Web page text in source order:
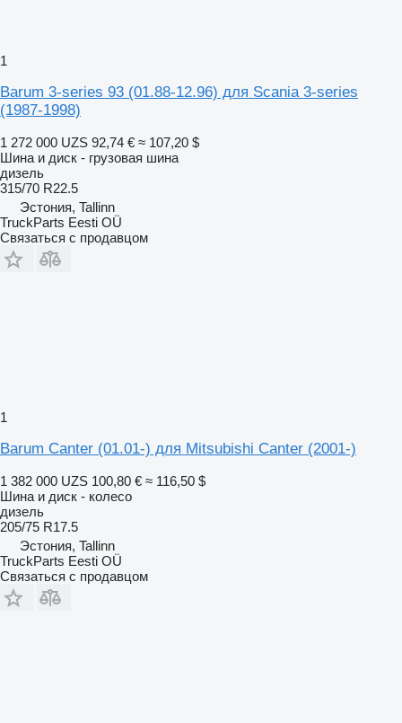
1
Barum 3-series 93 (01.88-12.96) для Scania 3-series
(1987-1998)
1 272 000 UZS 92,74 € ≈ 107,20 $
Шина и диск - грузовая шина
дизель
315/70 R22.5
Эстония, Tallinn
TruckParts Eesti OÜ
Связаться с продавцом
1
Barum Canter (01.01-) для Mitsubishi Canter (2001-)
1 382 000 UZS 100,80 € ≈ 116,50 $
Шина и диск - колесо
дизель
205/75 R17.5
Эстония, Tallinn
TruckParts Eesti OÜ
Связаться с продавцом